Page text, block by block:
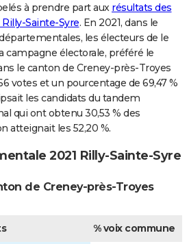
à prendre part aux résultats des
Sainte-Syre. En 2021, dans le
les électeurs de le
campagne électorale, préféré le
le canton de Creney-près-Troyes
votes et un pourcentage de 69,47 %
les candidats du tandem
qui ont obtenu 30,53 % des
atteignait les 52,20 %.
2021 Rilly-Sainte-Syre
de Creney-près-Troyes
% voix commune